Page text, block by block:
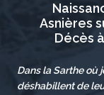
Asnières
Décès
Dans la Sarthe où
déshabillent de